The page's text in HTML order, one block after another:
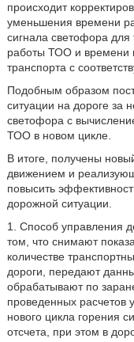
происходит
уменьшения времени
сигнала светофора
работы ТОО и времени
транспорта с
Подобным образом
ситуации на дороге за
светофора с
ТОО в новом цикле.
В итоге, получены
движением и
повысить
дорожной ситуации.
1. Способ управления
том, что снимают
количестве
дороги, передают
обрабатывают по
проведенных
нового цикла горения
отсчета, при этом в